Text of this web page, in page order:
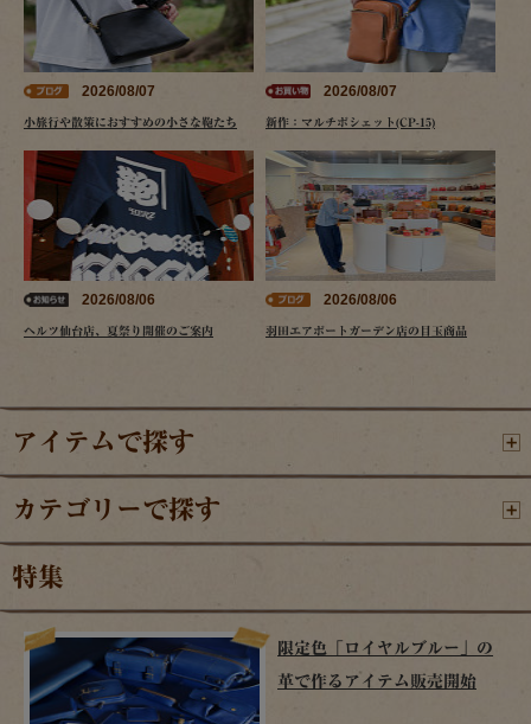
2026/08/07
小旅行や散策におすすめの小さな鞄たち
2026/08/07
新作：マルチポシェット(CP-15)
2026/08/06
ヘルツ仙台店、夏祭り開催のご案内
2026/08/06
羽田エアポートガーデン店の目玉商品
アイテムで探す
カテゴリーで探す
特集
限定色「ロイヤルブルー」の
革で作るアイテム販売開始